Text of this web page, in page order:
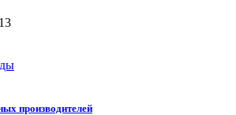
производителей